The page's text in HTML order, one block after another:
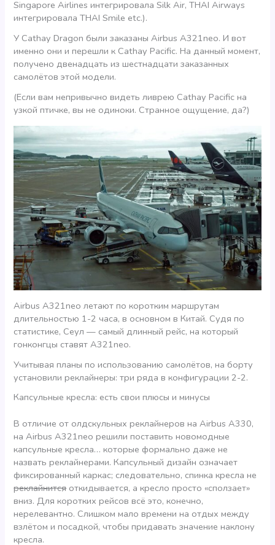
Singapore Airlines интегрировала Silk Air, THAI Airways
интегрировала THAI Smile etc.).
У Cathay Dragon были заказаны Airbus A321neo. И вот
именно они и перешли к Cathay Pacific. На данный момент,
получено двенадцать из шестнадцати заказанных
самолётов этой модели.
(Если вам непривычно видеть ливрею Cathay Pacific на
узкой птичке, вы не одиноки. Странное ощущение, да?)
Airbus A321neo летают по коротким маршрутам
длительностью 1-2 часа, в основном в Китай. Судя по
статистике, Сеул — самый длинный рейс, на который
гонконгцы ставят A321neo.
Учитывая планы по использованию самолётов, на борту
установили реклайнеры: три ряда в конфигурации 2-2.
Капсульные кресла: есть свои плюсы и минусы
В отличие от олдскульных реклайнеров на Airbus A330,
на Airbus A321neo решили поставить новомодные
капсульные кресла… которые формально даже не
назвать реклайнерами. Капсульный дизайн означает
фиксированный каркас; следовательно, спинка кресла не
реклайнитсяоткидывается, а кресло просто «сползает»
вниз. Для коротких рейсов всё это, конечно,
нерелевантно. Слишком мало времени на отдых между
взлётом и посадкой, чтобы придавать значение наклону
кресла.